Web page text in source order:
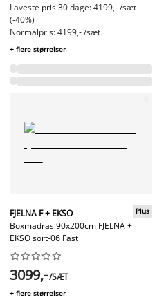
Laveste pris 30 dage: 4199,- /sæt
(-40%)
Normalpris: 4199,- /sæt
+ flere størrelser
FJELNA F + EKSO
Boxmadras 90x200cm FJELNA +
EKSO sort-06 Fast
Plus






3099,-/SÆT
+ flere størrelser